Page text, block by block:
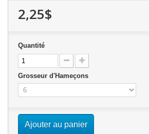
2,25$
Quantité
Grosseur d'Hameçons
Ajouter au panier